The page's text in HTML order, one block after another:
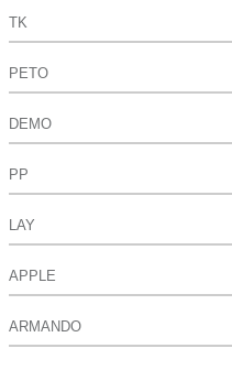
TK
PETO
DEMO
PP
LAY
APPLE
ARMANDO